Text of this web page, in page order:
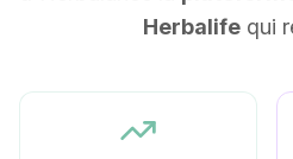
Herbalifequi